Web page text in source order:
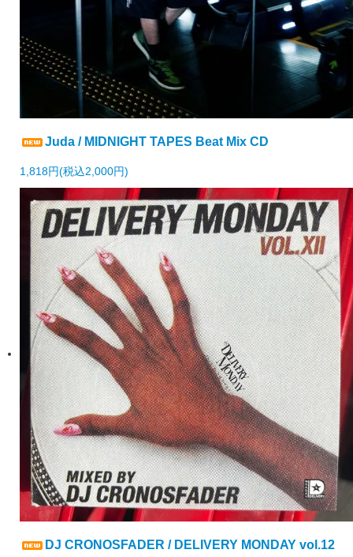
Juda / MIDNIGHT TAPES Beat Mix CD
1,818円(税込2,000円)
DJ CRONOSFADER / DELIVERY MONDAY vol.12